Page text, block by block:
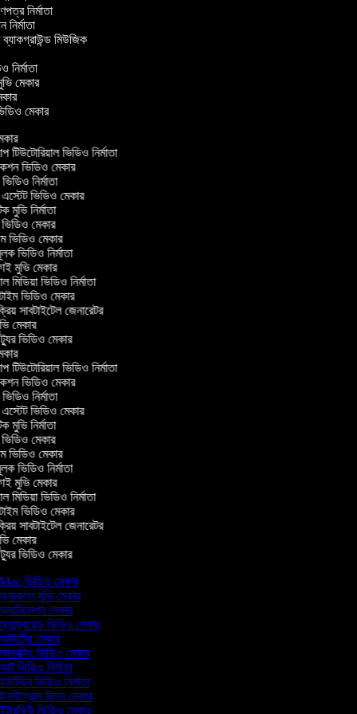
নির্মাতা
নির্মাতা
ব্যাকগ্রাউন্ড মিউজিক
নির্মাতা
মেকার
মেকার
ভিডিও নির্মাতা
ভিডিও মেকার
নির্মাতা
ভিডিও মেকার
মুভি নির্মাতা
মেকার
ভিডিও মেকার
ভিডিও নির্মাতা
মুভি মেকার
ভিডিও নির্মাতা
ভিডিও মেকার
সাবটাইটেল জেনারেটর
মেকার
ভিডিও মেকার
ভিডিও নির্মাতা
ভিডিও মেকার
নির্মাতা
ভিডিও মেকার
মুভি নির্মাতা
মেকার
ভিডিও মেকার
ভিডিও নির্মাতা
মুভি মেকার
ভিডিও নির্মাতা
ভিডিও মেকার
সাবটাইটেল জেনারেটর
মেকার
ভিডিও মেকার
ভিডিও মেকার
মুভি মেকার
মেকার
ভিডিও মেকার
মেকার
ভিডিও মেকার
ভিডিও নির্মাতা
ভিডিও নির্মাতা
রিলস মেকার
ভিডিও মেকার